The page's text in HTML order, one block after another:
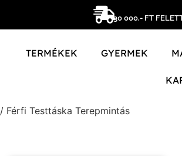
30 000,- FT
TERMÉKEK GYERMEK
/ Férfi Testtáska Terepmintás